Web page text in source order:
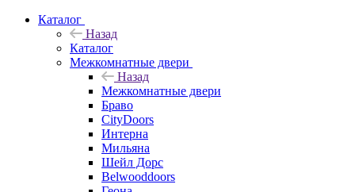
Каталог
Назад
Каталог
Межкомнатные двери
Назад
Межкомнатные двери
Браво
CityDoors
Интерна
Мильяна
Шейл Дорс
Belwooddoors